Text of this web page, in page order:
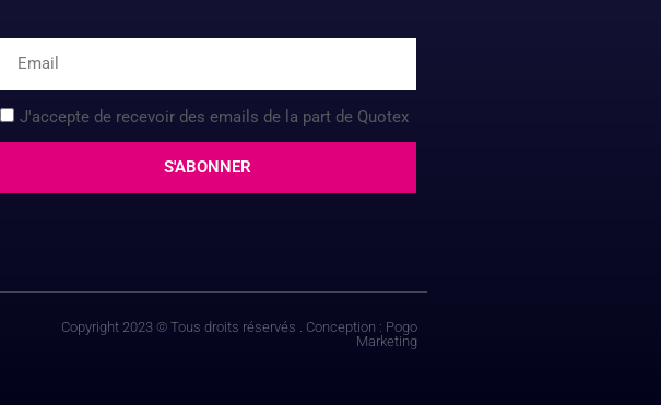
J'accepte de recevoir des emails de la part de Quotex
S'ABONNER
Copyright 2023 © Tous droits réservés . Conception : Pogo
Marketing